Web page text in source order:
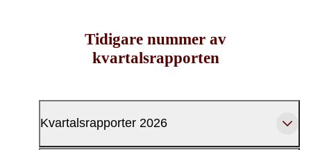
Tidigare nummer av
kvartalsrapporten
Kvartalsrapporter 2026